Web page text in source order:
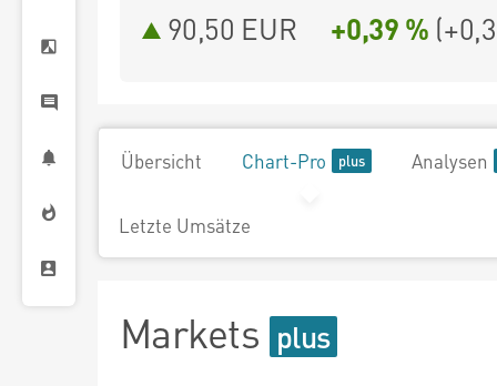
90,50 EUR +0,39 % (
Übersicht Chart-Pro Analysen
Letzte Umsätze
Markets